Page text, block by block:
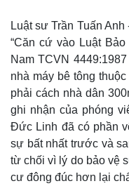
Pháp luật
Vụ án
Tin nóng
Luật sư Trần Tuấn
“Căn cứ vào Luật
Nam TCVN
nhà máy bê tông
phải cách nhà dân
ghi nhận của phóng
Đức Linh đã có phần
sự bất nhất trước và
từ chối vì lý do bảo vệ
cư đông đúc hơn lại